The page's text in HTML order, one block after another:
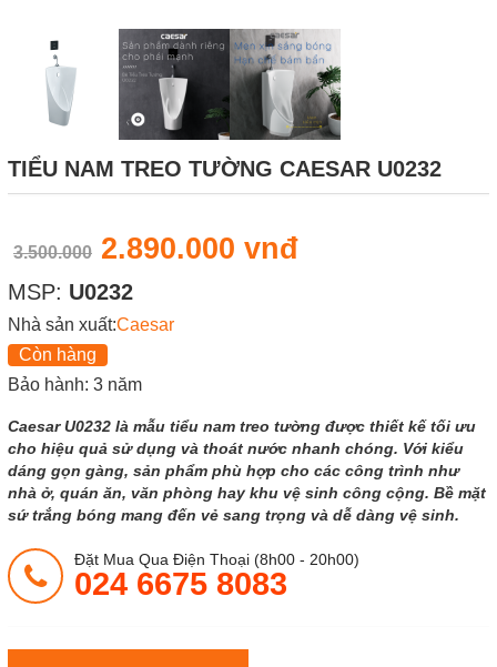
TIỂU NAM TREO TƯỜNG CAESAR U0232
3.500.000 2.890.000 vnđ
MSP: U0232
Nhà sản xuất:Caesar
Còn hàng
Bảo hành: 3 năm
Caesar U0232 là mẫu tiểu nam treo tường được thiết kế tối ưu
cho hiệu quả sử dụng và thoát nước nhanh chóng. Với kiểu
dáng gọn gàng, sản phẩm phù hợp cho các công trình như
nhà ở, quán ăn, văn phòng hay khu vệ sinh công cộng. Bề mặt
sứ trắng bóng mang đến vẻ sang trọng và dễ dàng vệ sinh.
Đặt Mua Qua Điện Thoại (8h00 - 20h00)
024 6675 8083